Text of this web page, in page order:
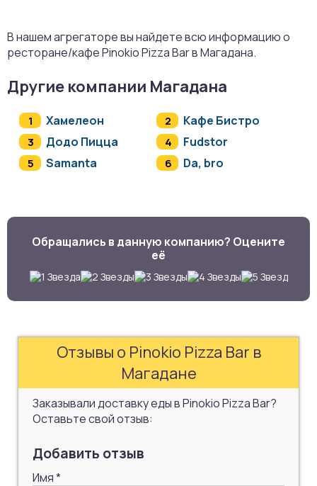
В нашем агрегаторе вы найдете всю информацию о
ресторане/кафе Pinokio Pizza Bar в Магадана.
Другие компании Магадана
Хамелеон
Кафе Бистро
Додо Пицца
Fudstor
Samanta
Da, bro
Обращались в данную компанию? Оцените
её
Отзывы о Pinokio Pizza Bar в
Магадане
Заказывали доставку еды в Pinokio Pizza Bar?
Оставьте свой отзыв:
Добавить отзыв
Имя*